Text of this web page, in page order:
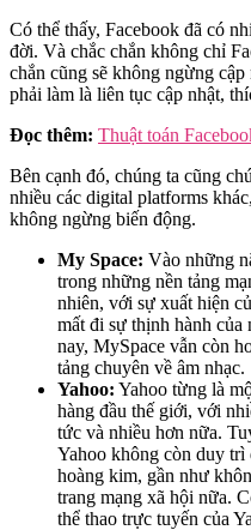
Có thể thấy, Facebook đã có
đời. Và chắc chắn không chỉ
chắn cũng sẽ không ngừng
phải làm là liên tục cập nhật,
Đọc thêm: Thuật toán
Bên cạnh đó, chúng ta cũng
nhiều các digital platforms
không ngừng biến động.
My Space: Vào những
trong những nền tảng
nhiên, với sự xuất hiện
mất đi sự thịnh hành của
nay, MySpace vẫn còn
tảng chuyên về âm nhạc.
Yahoo: Yahoo từng là
hàng đầu thế giới, với
tức và nhiều hơn nữa.
Yahoo không còn duy
hoàng kim, gần như
trang mạng xã hội nữa.
thể thao trực tuyến của